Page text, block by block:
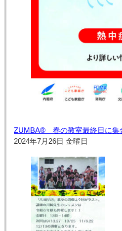
ZUMBA® 春の教室最終日に集
2024年7月26日 金曜日